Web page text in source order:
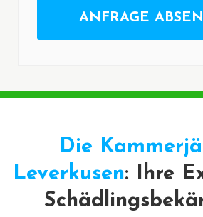
ANFRAGE
Die
Leverkusen: Ihre